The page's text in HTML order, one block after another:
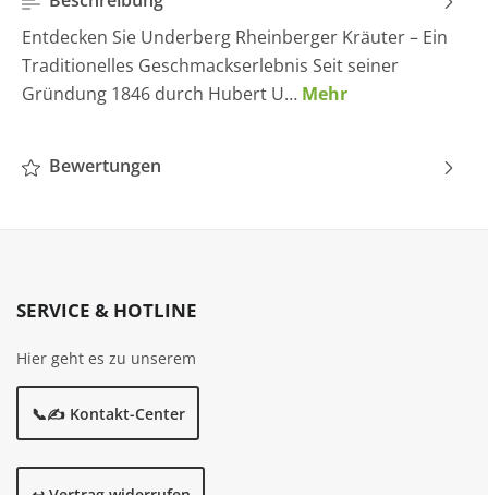
Entdecken Sie Underberg Rheinberger Kräuter – Ein
Traditionelles Geschmackserlebnis Seit seiner
Gründung 1846 durch Hubert U… Mehr
Bewertungen
SERVICE & HOTLINE
Hier geht es zu unserem
📞✍️ Kontakt-Center